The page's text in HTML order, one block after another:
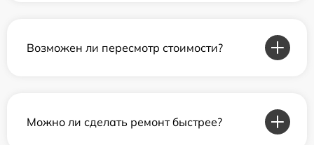
Возможен ли пересмотр стоимости?
Можно ли сделать ремонт быстрее?